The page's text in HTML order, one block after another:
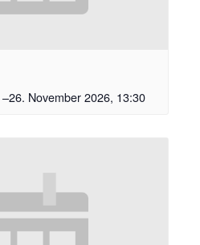
–26. November 2026, 13:30